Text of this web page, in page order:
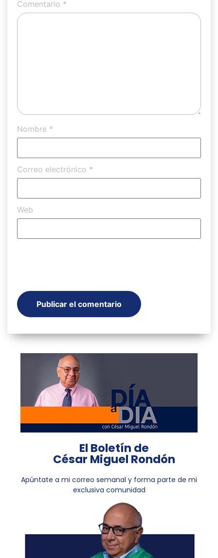
Comentario *
Nombre *
Correo electrónico *
Web
El Boletín de
César Miguel Rondón
Apúntate a mi correo semanal y forma parte de mi
exclusiva comunidad